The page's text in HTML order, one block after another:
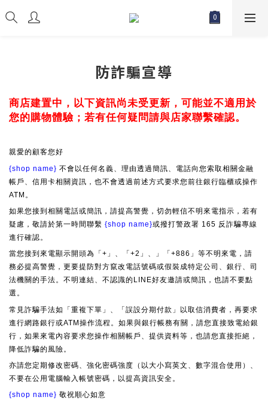
防詐騙宣導
商店建置中，以下資訊尚未受更新，可能並不適用於
您的購物體驗；若有任何疑問請與店家聯繫確認。
親愛的顧客您好
{shop name} 不會以任何名義、理由透過簡訊、電話向您索取相關金融
帳戶、信用卡相關資訊，也不會透過前述方式要求您前往銀行臨櫃或操作
ATM。
如果您接到相關電話或簡訊，請提高警覺，切勿輕信不明來電指示，若有
疑慮，敬請於第一時間聯繫 {shop name}或撥打警政署 165 反詐騙專線
進行確認。
當您接到來電顯示開頭為「+」、「+2」、」「+886」等不明來電，請
務必提高警覺，更要提防對方竄改電話號碼或假裝成特定公司、銀行、司
法機關的手法。不明連結、不認識的LINE好友邀請或簡訊，也請不要點
選。
常見詐騙手法如「重複下單」、「誤設分期付款」以取信消費者，再要求
進行網路銀行或ATM操作流程。如果與銀行帳務有關，請您直接致電給銀
行，如果來電內容要求您操作相關帳戶、提供資料等，也請您直接拒絕，
降低詐騙的風險。
亦請您定期修改密碼、強化密碼強度（以大小寫英文、數字混合使用）、
不要在公用電腦輸入帳號密碼，以提高資訊安全。
{shop name} 敬祝順心如意